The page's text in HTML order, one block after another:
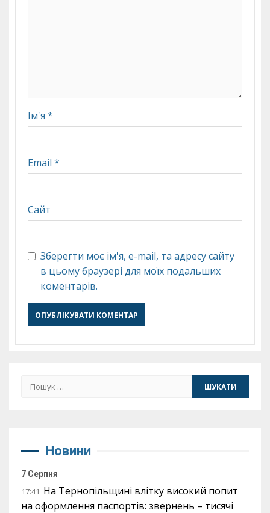
Ім'я *
Email *
Сайт
Зберегти моє ім'я, e-mail, та адресу сайту
в цьому браузері для моїх подальших
коментарів.
Пошук:
Новини
7 Серпня
17:41 На Тернопільщині влітку високий попит
на оформлення паспортів: звернень – тисячі